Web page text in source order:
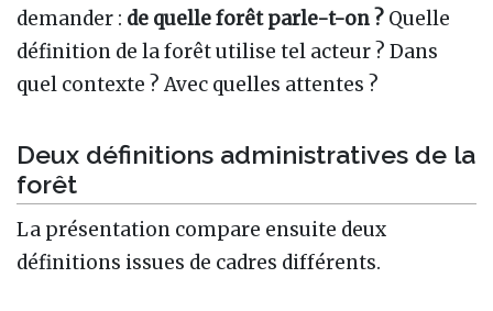
demander : de quelle forêt parle-t-on ? Quelle
définition de la forêt utilise tel acteur ? Dans
quel contexte ? Avec quelles attentes ?
Deux définitions administratives de la
forêt
La présentation compare ensuite deux
définitions issues de cadres différents.